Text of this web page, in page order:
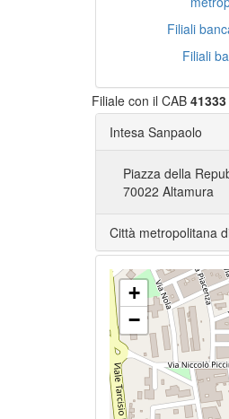
Filiali
Filiali
Filiale con il CAB 41333
Intesa Sanpaolo
Piazza della
70022 Altamura
Città metropolitana
+
−